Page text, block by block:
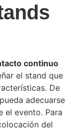
continuo
el stand que
De
adecuarse
el evento. Para
del